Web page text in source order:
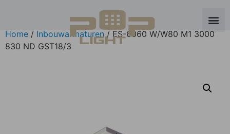
Home / Inbouwarmaturen / ES-6060 W/W80 M1 3000
830 ND GST18/3